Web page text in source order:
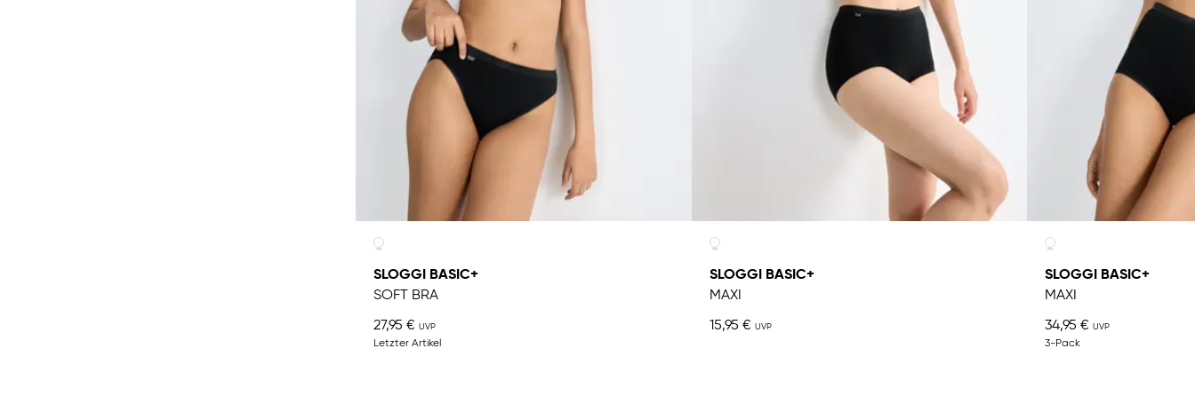
SLOGGI BASIC+
SOFT BRA
27,95 €
Letzter Artikel
SLOGGI BASIC+
MAXI
15,95 €
SLOGGI BASIC+
MAXI
34,95 €
3-Pack